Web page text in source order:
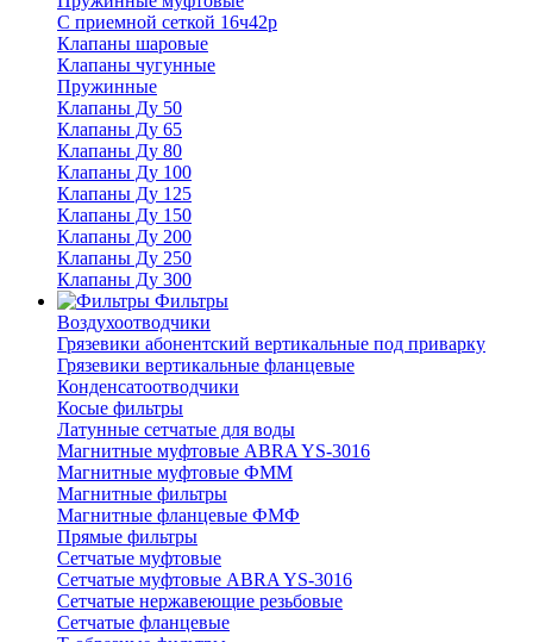
С приемной сеткой 16ч42р
Клапаны шаровые
Клапаны чугунные
Пружинные
Клапаны Ду 50
Клапаны Ду 65
Клапаны Ду 80
Клапаны Ду 100
Клапаны Ду 125
Клапаны Ду 150
Клапаны Ду 200
Клапаны Ду 250
Клапаны Ду 300
Фильтры
Воздухоотводчики
Грязевики абонентский вертикальные под приварку
Грязевики вертикальные фланцевые
Конденсатоотводчики
Косые фильтры
Латунные сетчатые для воды
Магнитные муфтовые ABRA YS-3016
Магнитные муфтовые ФММ
Магнитные фильтры
Магнитные фланцевые ФМФ
Прямые фильтры
Сетчатые муфтовые
Сетчатые муфтовые ABRA YS-3016
Сетчатые нержавеющие резьбовые
Сетчатые фланцевые